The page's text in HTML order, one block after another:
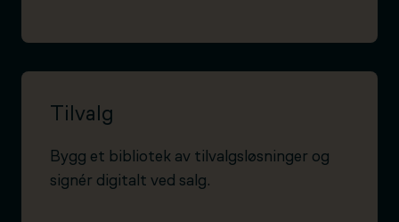
Tilvalg
Bygg et bibliotek av tilvalgsløsninger og
signér digitalt ved salg.